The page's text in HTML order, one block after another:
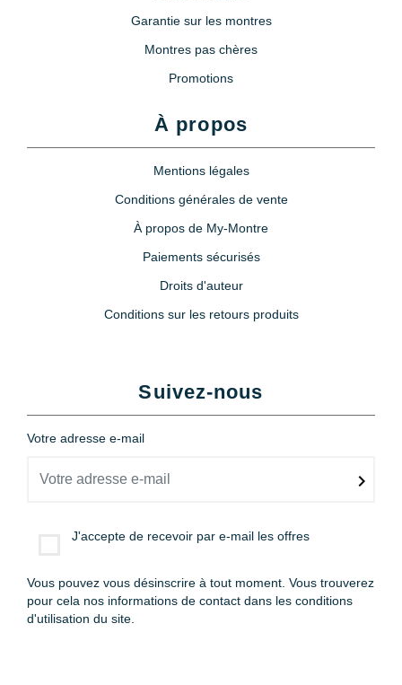
Garantie sur les montres
Montres pas chères
Promotions
À propos
Mentions légales
Conditions générales de vente
À propos de My-Montre
Paiements sécurisés
Droits d'auteur
Conditions sur les retours produits
Suivez-nous
Votre adresse e-mail
J'accepte de recevoir par e-mail les offres
Vous pouvez vous désinscrire à tout moment. Vous trouverez
pour cela nos informations de contact dans les conditions
d'utilisation du site.